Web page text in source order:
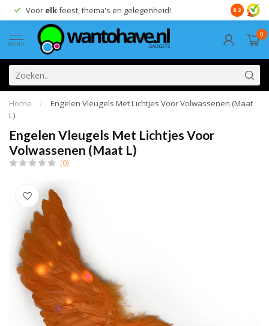
Voor elkfeest, thema's en gelegenheid! 8.2
MENU
0
Home /
Engelen Vleugels Met Lichtjes Voor Volwassenen (Maat
L)
Engelen Vleugels Met Lichtjes Voor
Volwassenen (Maat L)
(0)